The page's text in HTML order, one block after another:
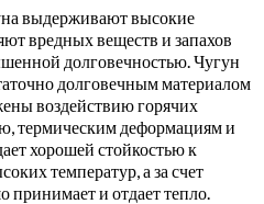
выдерживают высокие
вредных веществ и запахов
долговечностью. Чугун
долговечным материалом
воздействию горячих
термическим деформациям и
хорошей стойкостью к
температур, а за счет
принимает и отдает тепло.